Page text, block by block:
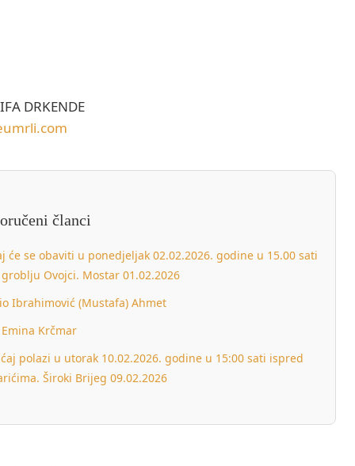
DRKENDE
članci
će se obaviti u ponedjeljak 02.02.2026. godine u 15.00 sati
Ovojci. Mostar 01.02.2026
Ibrahimović (Mustafa) Ahmet
Emina Krčmar
polazi u utorak 10.02.2026. godine u 15:00 sati ispred
Široki Brijeg 09.02.2026